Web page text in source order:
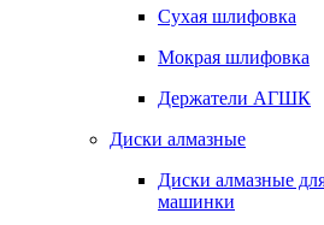
Сухая шлифовка
Мокрая шлифовка
Держатели АГШК
Диски алмазные
Диски алмазные
машинки